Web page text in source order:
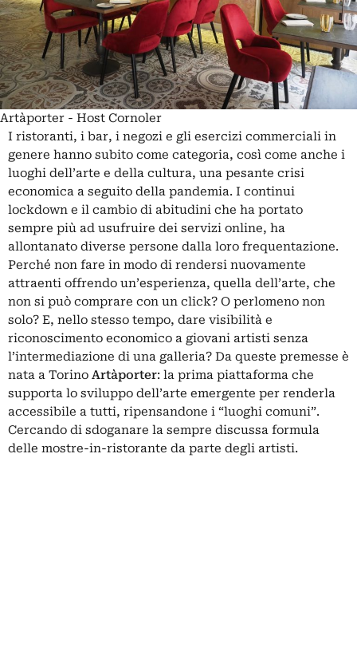
Artàporter - Host Cornoler
I ristoranti, i bar, i negozi e gli esercizi commerciali in
genere hanno subito come categoria, così come anche i
luoghi dell’arte e della cultura, una pesante crisi
economica a seguito della pandemia. I continui
lockdown e il cambio di abitudini che ha portato
sempre più ad usufruire dei servizi online, ha
allontanato diverse persone dalla loro frequentazione.
Perché non fare in modo di rendersi nuovamente
attraenti offrendo un’esperienza, quella dell’arte, che
non si può comprare con un click? O perlomeno non
solo? E, nello stesso tempo, dare visibilità e
riconoscimento economico a giovani artisti senza
l’intermediazione di una galleria? Da queste premesse è
nata a Torino Artàporter: la prima piattaforma che
supporta lo sviluppo dell’arte emergente per renderla
accessibile a tutti, ripensandone i “luoghi comuni”.
Cercando di sdoganare la sempre discussa formula
delle mostre-in-ristorante da parte degli artisti.